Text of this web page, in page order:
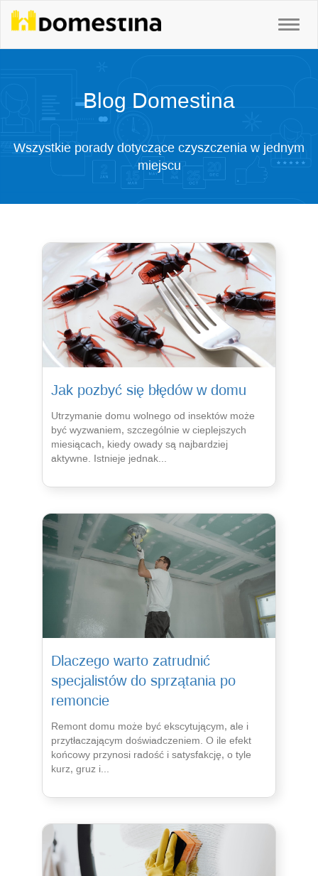
Blog Domestina
Wszystkie porady dotyczące czyszczenia w jednym
miejscu
Jak pozbyć się błędów w domu
Utrzymanie domu wolnego od insektów może
być wyzwaniem, szczególnie w cieplejszych
miesiącach, kiedy owady są najbardziej
aktywne. Istnieje jednak...
Dlaczego warto zatrudnić
specjalistów do sprzątania po
remoncie
Remont domu może być ekscytującym, ale i
przytłaczającym doświadczeniem. O ile efekt
końcowy przynosi radość i satysfakcję, o tyle
kurz, gruz i...